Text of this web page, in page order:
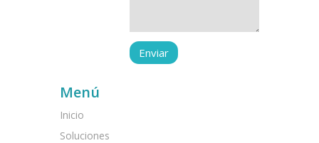
Menú
Inicio
Soluciones